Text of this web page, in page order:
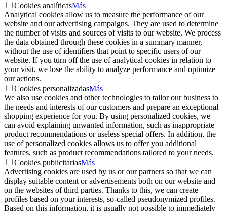
Cookies analíticasMás
Analytical cookies allow us to measure the performance of our
website and our advertising campaigns. They are used to determine
the number of visits and sources of visits to our website. We process
the data obtained through these cookies in a summary manner,
without the use of identifiers that point to specific users of our
website. If you turn off the use of analytical cookies in relation to
your visit, we lose the ability to analyze performance and optimize
our actions.
Cookies personalizadasMás
We also use cookies and other technologies to tailor our business to
the needs and interests of our customers and prepare an exceptional
shopping experience for you. By using personalized cookies, we
can avoid explaining unwanted information, such as inappropriate
product recommendations or useless special offers. In addition, the
use of personalized cookies allows us to offer you additional
features, such as product recommendations tailored to your needs.
Cookies publicitariasMás
Advertising cookies are used by us or our partners so that we can
display suitable content or advertisements both on our website and
on the websites of third parties. Thanks to this, we can create
profiles based on your interests, so-called pseudonymized profiles.
Based on this information, it is usually not possible to immediately